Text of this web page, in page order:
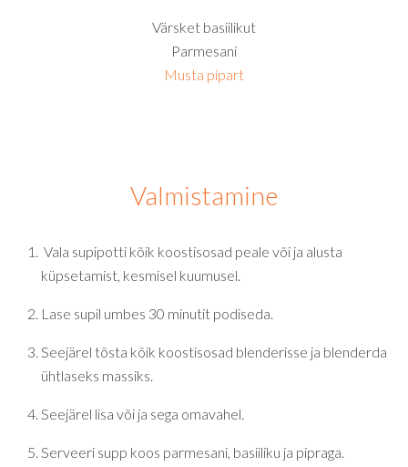
Värsket basiilikut
Parmesani
Musta pipart
Valmistamine
Vala supipotti kõik koostisosad peale või ja alusta
küpsetamist, kesmisel kuumusel.
Lase supil umbes 30 minutit podiseda.
Seejärel tõsta kõik koostisosad blenderisse ja blenderda
ühtlaseks massiks.
Seejärel lisa või ja sega omavahel.
Serveeri supp koos parmesani, basiiliku ja pipraga.